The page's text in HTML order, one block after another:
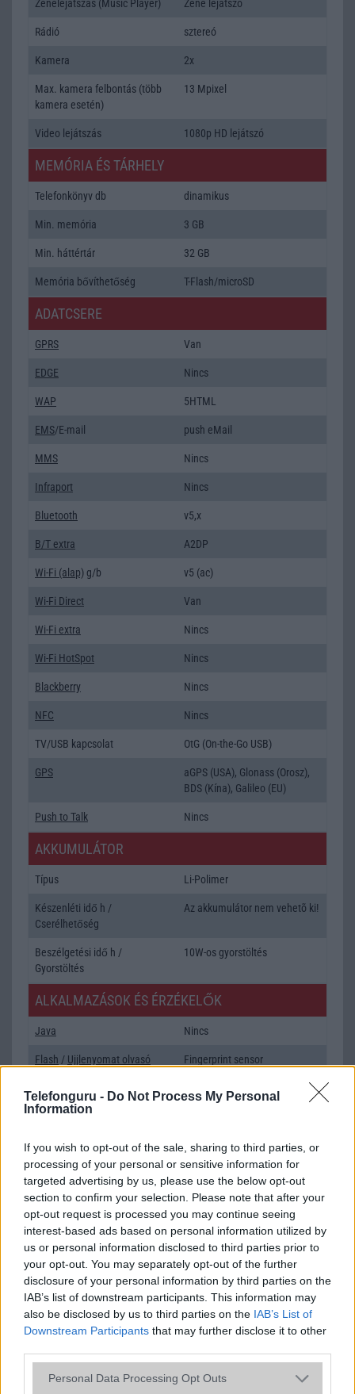
Telefonguru - Do Not Process My Personal
Information
If you wish to opt-out of the sale, sharing to third parties, or
processing of your personal or sensitive information for
targeted advertising by us, please use the below opt-out
section to confirm your selection. Please note that after your
opt-out request is processed you may continue seeing
interest-based ads based on personal information utilized by
us or personal information disclosed to third parties prior to
your opt-out. You may separately opt-out of the further
disclosure of your personal information by third parties on the
IAB’s list of downstream participants. This information may
also be disclosed by us to third parties on the IAB’s List of
Downstream Participants that may further disclose it to other
Please note that this website/app uses one or more Google
Personal Data Processing Opt Outs
Zenelejátszás (Music Player) Zene lejátszó
Rádió sztereó
Kamera 2x
Max. kamera felbontás (több
kamera esetén)
13 Mpixel
Video lejátszás 1080p HD lejátszó
MEMÓRIA ÉS TÁRHELY
Telefonkönyv db dinamikus
Min. memória 3 GB
Min. háttértár 32 GB
Memória bővíthetőség T-Flash/microSD
ADATCSERE
GPRS Van
EDGE Nincs
WAP 5HTML
EMS/E-mail push eMail
MMS Nincs
Infraport Nincs
Bluetooth v5,x
B/T extra A2DP
Wi-Fi (alap) g/b v5 (ac)
Wi-Fi Direct Van
Wi-Fi extra Nincs
Wi-Fi HotSpot Nincs
Blackberry Nincs
NFC Nincs
TV/USB kapcsolat OtG (On-the-Go USB)
GPS
aGPS (USA), Glonass (Orosz),
BDS (Kína), Galileo (EU)
Push to Talk Nincs
AKKUMULÁTOR
Típus Li-Polimer
Készenléti idő h /
Cserélhetőség
Az akkumulátor nem vehetõ ki!
Beszélgetési idő h /
Gyorstöltés
10W-os gyorstöltés
ALKALMAZÁSOK ÉS ÉRZÉKELŐK
Java Nincs
Flash / Ujjlenyomat olvasó Fingerprint sensor
Organizer
T9 szótár alkalmazás független szótár
Office alkalmazások
Iránytũ ecompass
Extrák Nincs
EGYÉB
Vibra jelzés Van
SIM típus nanoSIM
Flight mode Van